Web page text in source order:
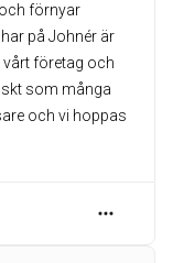
förnyar
på Johnér är
företag och
som många
och vi hoppas